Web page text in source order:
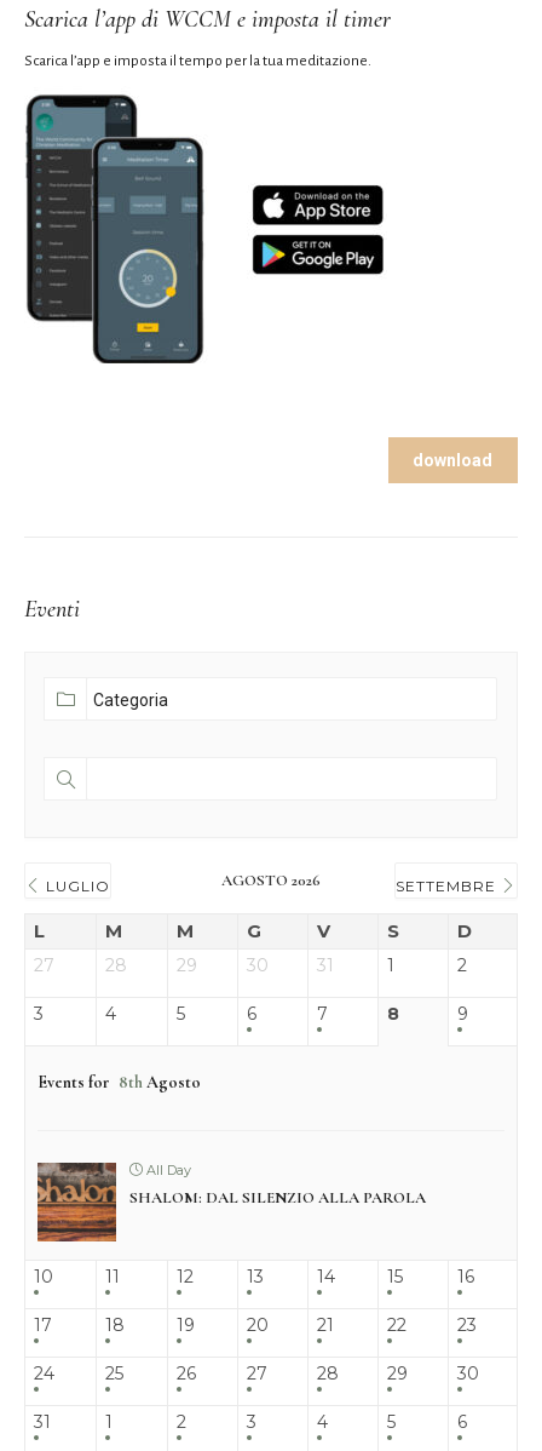
Scarica l’app di WCCM e imposta il timer
Scarica l’app e imposta il tempo per la tua meditazione.
download
Eventi
LUGLIO AGOSTO 2026 SETTEMBRE
L M M G V S D
27 28 29 30 31 1 2
3 4 5 6 7 8 9
Events for 8thAgosto
All Day
SHALOM: DAL SILENZIO ALLA PAROLA
10 11 12 13 14 15 16
17 18 19 20 21 22 23
24 25 26 27 28 29 30
31 1 2 3 4 5 6